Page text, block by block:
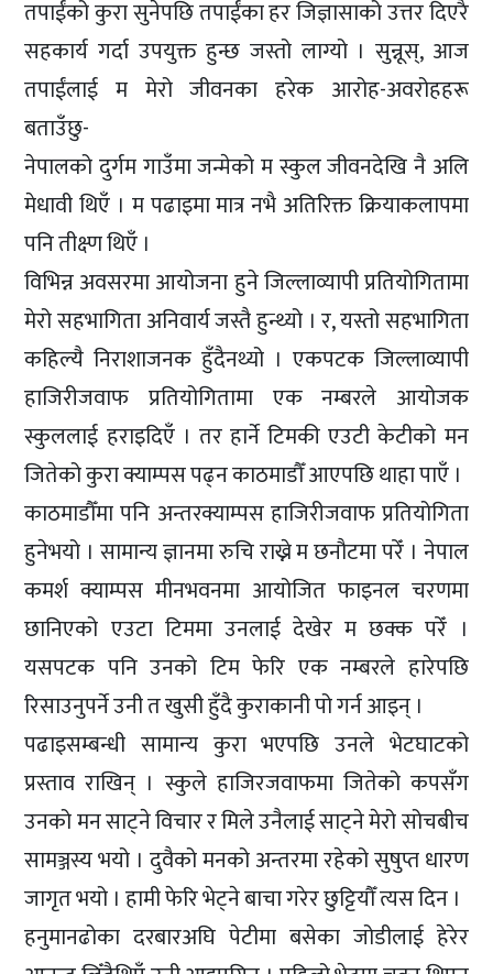
तपाईंको कुरा सुनेपछि तपाईंका हर जिज्ञासाको उत्तर दिएरै
सहकार्य गर्दा उपयुक्त हुन्छ जस्तो लाग्यो । सुन्नूस्, आज
तपाईंलाई म मेरो जीवनका हरेक आरोह-अवरोहहरू
बताउँछु-
नेपालको दुर्गम गाउँमा जन्मेको म स्कुल जीवनदेखि नै अलि
मेधावी थिएँ । म पढाइमा मात्र नभै अतिरिक्त क्रियाकलापमा
पनि तीक्ष्ण थिएँ ।
विभिन्न अवसरमा आयोजना हुने जिल्लाव्यापी प्रतियोगितामा
मेरो सहभागिता अनिवार्य जस्तै हुन्थ्यो । र, यस्तो सहभागिता
कहिल्यै निराशाजनक हुँदैनथ्यो । एकपटक जिल्लाव्यापी
हाजिरीजवाफ प्रतियोगितामा एक नम्बरले आयोजक
स्कुललाई हराइदिएँ । तर हार्ने टिमकी एउटी केटीको मन
जितेको कुरा क्याम्पस पढ्न काठमाडौँ आएपछि थाहा पाएँ ।
काठमाडौँमा पनि अन्तरक्याम्पस हाजिरीजवाफ प्रतियोगिता
हुनेभयो । सामान्य ज्ञानमा रुचि राख्ने म छनौटमा परेँ । नेपाल
कमर्श क्याम्पस मीनभवनमा आयोजित फाइनल चरणमा
छानिएको एउटा टिममा उनलाई देखेर म छक्क परेँ ।
यसपटक पनि उनको टिम फेरि एक नम्बरले हारेपछि
रिसाउनुपर्ने उनी त खुसी हुँदै कुराकानी पो गर्न आइन् ।
पढाइसम्बन्धी सामान्य कुरा भएपछि उनले भेटघाटको
प्रस्ताव राखिन् । स्कुले हाजिरजवाफमा जितेको कपसँग
उनको मन साट्ने विचार र मिले उनैलाई साट्ने मेरो सोचबीच
सामञ्जस्य भयो । दुवैको मनको अन्तरमा रहेको सुषुप्त धारण
जागृत भयो । हामी फेरि भेट्ने बाचा गरेर छुट्टियौँ त्यस दिन ।
हनुमानढोका दरबारअघि पेटीमा बसेका जोडीलाई हेरेर